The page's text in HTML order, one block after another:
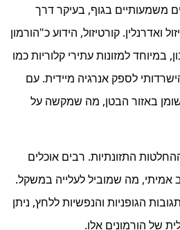
משמעותיים בגוף, בעיקר דרך
ואדרנלין. קורטיזול, הידוע כ"הורמון
למזונות עתירי קלוריות כמו
לספק אנרגיה מיידית. עם
באזור הבטן, מה שמקשה על
התזונתיות. רבים אוכלים
מה שמוביל לעלייה במשקל.
הגופניות והנפשיות ללחץ, ניתן
של הורמונים אלו.